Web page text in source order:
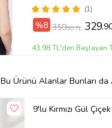
(1)
%8 359,90 TL 329
43,98 TL'den Başlayan
Bu Ürünü Alanlar Bunları da
9'lu Kırmızı Gül